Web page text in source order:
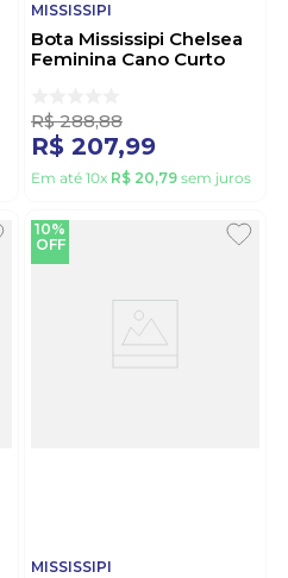
MISSISSIPI
Bota Mississipi Chelsea
Feminina Cano Curto
R$ 288,88
R$ 207,99
Em até 10x R$ 20,79 sem juros
10%
OFF
MISSISSIPI